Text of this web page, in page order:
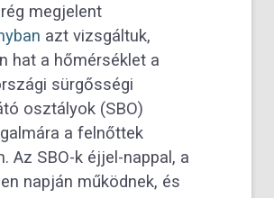
megjelent
azt vizsgáltuk,
hat a hőmérséklet a
sürgősségi
osztályok (SBO)
a felnőttek
Az SBO-k éjjel-nappal, a
napján működnek, és